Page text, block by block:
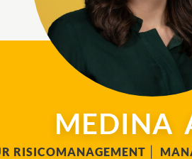
MEDINA
RISICOMANAGEMENT